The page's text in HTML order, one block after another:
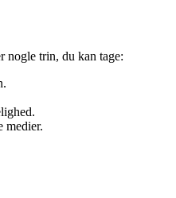
trin, du kan tage:
medier.